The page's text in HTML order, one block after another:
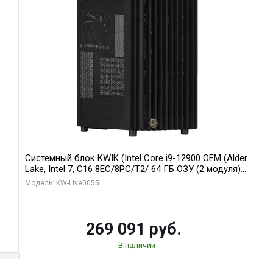
Системный блок KWIK (Intel Core i9-12900 OEM (Alder
Lake, Intel 7, C16 8EC/8PC/T2/ 64 ГБ ОЗУ (2 модуля)/
MSI RTX5080 SHADOW 3X OC 16GB GDDR7 256bit 3xDP
Модель: KW-Live0055
269 091 руб.
В наличии